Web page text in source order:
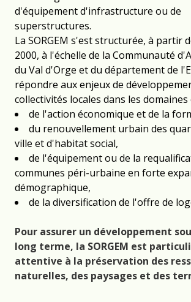
d'équipement d'infrastructure ou de
superstructures.
La SORGEM s'est structurée, à partir
2000, à l'échelle de la Communauté
du Val d'Orge et du département de
répondre aux enjeux de
collectivités locales dans les domaines
de l'action économique et de la
du renouvellement urbain des
ville et d'habitat social,
de l'équipement ou de la
communes péri-urbaine en forte
démographique,
de la diversification de l'offre de
Pour assurer un développement
long terme, la SORGEM est
attentive à la préservation des
naturelles, des paysages et des